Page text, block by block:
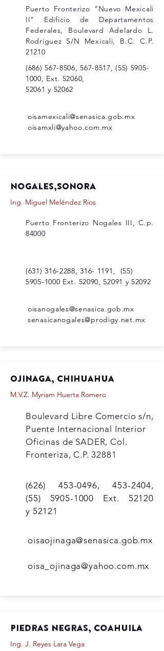
Puerto Fronterizo "Nuevo Mexicali
II" Edificio de Departamentos
Federales, Boulevard Adelardo L.
Rodríguez S/N Mexicali, B.C. C.P.
21210
(686) 567-8506,567-8517, (55) 5905-
1000, Ext. 52060,
52061 y 52062
oisamexicali@senasica.gob.mx
oisamxli@yahoo.com.mx
Nogales,SONORA
Ing. Miguel Meléndez Rios
Puerto Fronterizo Nogales III, C.p.
84000
(631) 316-2288,316- 1191 , (55)
5905-1000 Ext. 52090, 52091 y 52092
oisanogales@senasica.gob.mx
senasicanogales@prodigy.net.mx
Ojinaga, chihuahua
M.V.Z. Myriam Huerta Romero
Boulevard Libre Comercio s/n,
Puente Internacional Interior
Oficinas de SADER, Col.
Fronteriza, C.P. 32881
(626) 453-0496,453-2404,
(55) 5905-1000 Ext. 52120
y 52121
oisaojinaga@senasica.gob.mx
oisa_ojinaga@yahoo.com.mx
Piedras Negras, Coahuila
Ing. J. Reyes Lara Vega